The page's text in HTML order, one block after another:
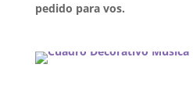
pedido para vos.